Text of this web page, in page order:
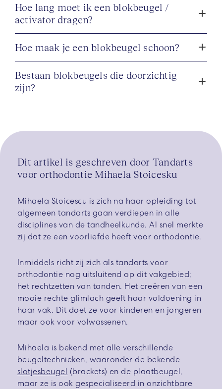
Hoe lang moet ik een blokbeugel /
activator dragen?
Hoe maak je een blokbeugel schoon?
Bestaan blokbeugels die doorzichtig
zijn?
Dit artikel is geschreven door Tandarts
voor orthodontie Mihaela Stoicesku
Mihaela Stoicescu is zich na haar opleiding tot
algemeen tandarts gaan verdiepen in alle
disciplines van de tandheelkunde. Al snel merkte
zij dat ze een voorliefde heeft voor orthodontie.
Inmiddels richt zij zich als tandarts voor
orthodontie nog uitsluitend op dit vakgebied;
het rechtzetten van tanden. Het creëren van een
mooie rechte glimlach geeft haar voldoening in
haar vak. Dit doet ze voor kinderen en jongeren
maar ook voor volwassenen.
Mihaela is bekend met alle verschillende
beugeltechnieken, waaronder de bekende
slotjesbeugel (brackets) en de plaatbeugel,
maar ze is ook gespecialiseerd in onzichtbare